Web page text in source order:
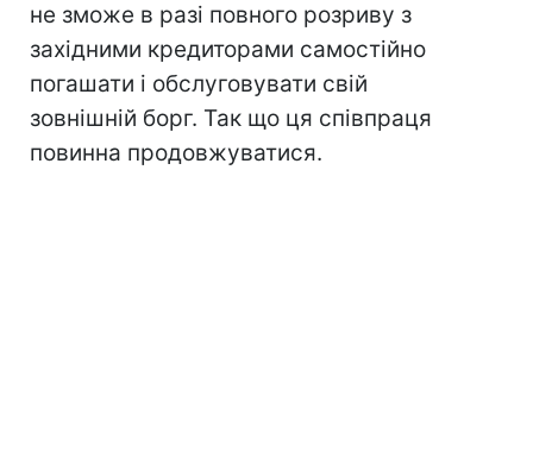
не зможе в разі повного розриву з
західними кредиторами самостійно
погашати і обслуговувати свій
зовнішній борг. Так що ця співпраця
повинна продовжуватися.